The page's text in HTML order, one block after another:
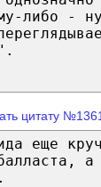
либо -
цитату
еще